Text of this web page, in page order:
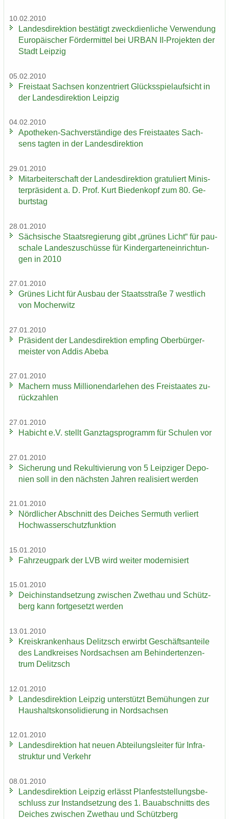
10.02.2010
Lan­des­di­rek­ti­on be­stä­tigt zweck­dien­li­che Ver­wen­dung
Eu­ro­päi­scher För­der­mit­tel bei URBAN II-​Projekten der
Stadt Leip­zig
05.02.2010
Frei­staat Sach­sen kon­zen­triert Glücks­spiel­auf­sicht in
der Lan­des­di­rek­ti­on Leip­zig
04.02.2010
Apotheken-​Sachverständige des Frei­staa­tes Sach­
sens tag­ten in der Lan­des­di­rek­ti­on
29.01.2010
Mit­ar­bei­ter­schaft der Lan­des­di­rek­ti­on gra­tu­liert Mi­nis­
ter­prä­si­dent a. D. Prof. Kurt Bie­den­kopf zum 80. Ge­
burts­tag
28.01.2010
Säch­si­sche Staats­re­gie­rung gibt „grü­nes Licht“ für pau­
scha­le Lan­des­zu­schüs­se für Kin­der­gar­ten­ein­rich­tun­
gen in 2010
27.01.2010
Grü­nes Licht für Aus­bau der Staats­stra­ße 7 west­lich
von Mo­cher­witz
27.01.2010
Prä­si­dent der Lan­des­di­rek­ti­on emp­fing Ober­bür­ger­
meis­ter von Addis Abeba
27.01.2010
Ma­chern muss Mil­lio­nen­dar­le­hen des Frei­staa­tes zu­
rück­zah­len
27.01.2010
Ha­bicht e.V. stellt Ganz­tags­pro­gramm für Schu­len vor
27.01.2010
Si­che­rung und Re­kul­ti­vie­rung von 5 Leip­zi­ger De­po­
nien soll in den nächs­ten Jah­ren rea­li­siert wer­den
21.01.2010
Nörd­li­cher Ab­schnitt des Dei­ches Ser­muth ver­liert
Hoch­was­ser­schutz­funk­ti­on
15.01.2010
Fahr­zeug­park der LVB wird wei­ter mo­der­ni­siert
15.01.2010
Deich­in­stand­set­zung zwi­schen Zwet­hau und Schütz­
berg kann fort­ge­setzt wer­den
13.01.2010
Kreis­kran­ken­haus De­litzsch er­wirbt Ge­schäfts­an­tei­le
des Land­krei­ses Nord­sach­sen am Be­hin­der­ten­zen­
trum De­litzsch
12.01.2010
Lan­des­di­rek­ti­on Leip­zig un­ter­stützt Be­mü­hun­gen zur
Haus­halts­kon­so­li­die­rung in Nord­sach­sen
12.01.2010
Lan­des­di­rek­ti­on hat neuen Ab­tei­lungs­lei­ter für In­fra­
struk­tur und Ver­kehr
08.01.2010
Lan­des­di­rek­ti­on Leip­zig er­lässt Plan­fest­stel­lungs­be­
schluss zur In­stand­set­zung des 1. Bau­ab­schnitts des
Dei­ches zwi­schen Zwet­hau und Schütz­berg